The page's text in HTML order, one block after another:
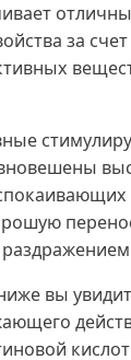
за счет
вы